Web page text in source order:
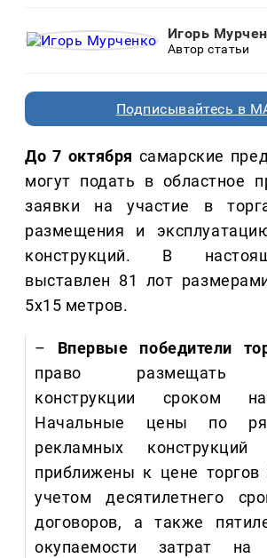
Игорь
Автор статьи
Подписывайтесь в
До 7 октября самарские
могут подать в областное
заявки на участие в
размещения и
конструкций. В
выставлен 81 лот
5х15 метров.
– Впервые победители
право размещать
конструкции сроком
Начальные цены по
рекламных конструкций
приближены к цене торгов
учетом десятилетнего
договоров, а также
окупаемости затрат на